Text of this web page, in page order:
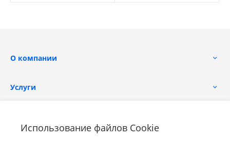
Использование файлов Cookie
О компании
Услуги